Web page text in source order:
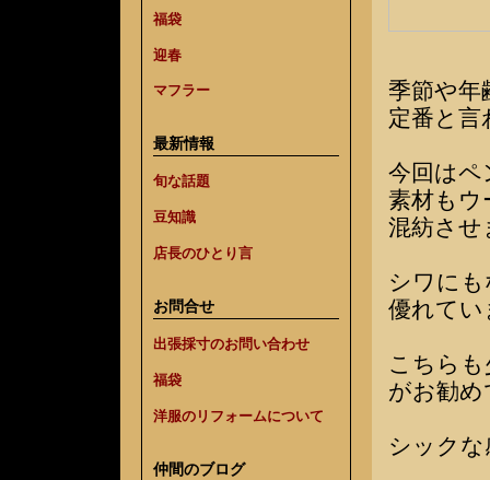
福袋
迎春
マフラー
最新情報
旬な話題
豆知識
店長のひとり言
お問合せ
出張採寸のお問い合わせ
福袋
洋服のリフォームについて
仲間のブログ
季節や年
定番と言
今回は
素材も
混紡させ
シワに
優れてい
こちら
がお勧
シック